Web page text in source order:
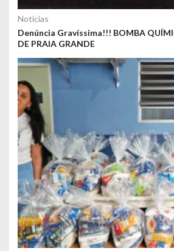
Notícias
Denúncia Gravíssima!!! BOMBA
DE PRAIA GRANDE